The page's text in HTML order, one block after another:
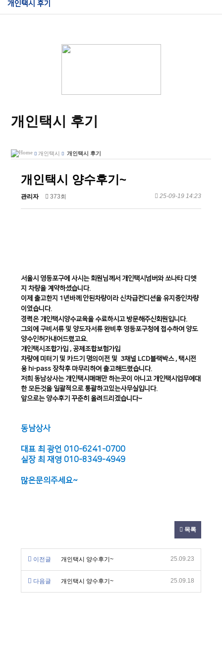
개인택시 후기
개인택시 후기
개인택시 개인택시 후기
개인택시 양수후기~
관리자 373회 25-09-19 14:23
서울시 영등포구에 사시는 회원님께서 개인택시넘버와 쏘나타 디엣
지 차량을 계약하셨습니다.
이제 출고한지 1년바께 안된차량이라 신차급컨디션을 유지중인차량
이였습니다.
경력은 개인택시양수교육을 수료하시고 방문해주신회원입니다.
그외에 구비서류 및 양도자서류 완비후 영등포구청에 접수하여 양도
양수인허가내어드렸고요.
개인택시조합가입 , 공제조합보험가입
차량에 미터기 및 카드기 명의이전 및 3채널 LCD블랙박스 , 택시전
용 hi-pass 장착후 마무리하여 출고해드렸습니다.
저희 동남상사는 개인택시매매만 하는곳이 아니고 개인택시업무에대
한 모든것을 일괄적으로 통괄하고있는사무실입니다.
앞으로는 양수후기 꾸준히 올려드리겠습니다~
동남상사
대표 최 광언 010-6241-0700
실장 최 재영 010-8349-4949
많은문의주세요~
목록
이전글 개인택시 양수후기~ 25.09.23
다음글 개인택시 양수후기~ 25.09.18